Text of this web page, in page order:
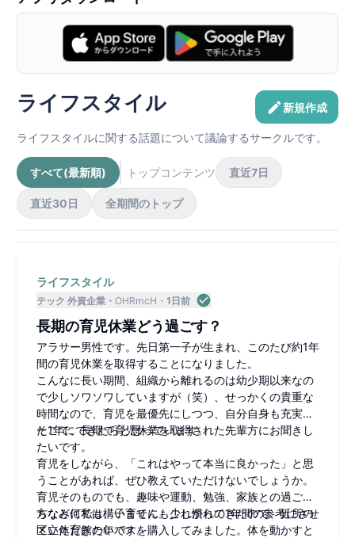
ライフスタイル 新規作成
ライフスタイルに関する話題について議論するサークルです。
すべて(最新順) トップコンテンツ 直近7日
直近30日 全期間のトップ
ライフスタイル
テック 外資企業 OHRmcH 1日前
長期の育児休業どう過ごす？
アラサー男性です。先日第一子が生まれ、このたび約1年
間の育児休業を取得することになりました。
こんなに長い期間、組織から離れるのは幼少期以来なの
で少しソワソワしていますが（笑）、せっかくの貴重な
時間なので、育児を最優先にしつつ、自分自身も充実し
た1年にできたらと思っています。
そこで、長期で育児休業を取得された先輩方にお聞きし
たいです。
育児をしながら、「これはやって本当に良かった」と思
うことがあれば、ぜひ教えていただけないでしょうか。
育児そのものでも、趣味や運動、勉強、家族との過ごし
方など何でも構いません。これからの1年間の参考にさせ
ていただきたいです。
ちなみに私は、子育てにも少し慣れてきたので、近所の
区立体育館の年パスを購入してみました。体を動かすと